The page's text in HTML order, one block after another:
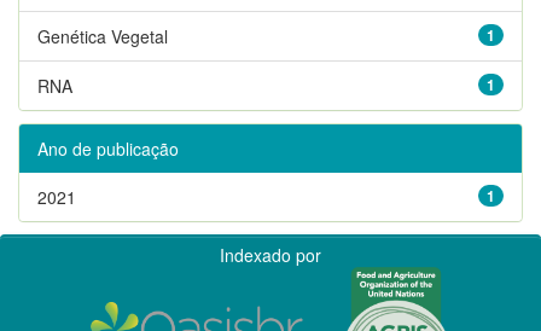
1
Genética Vegetal
1
RNA
Ano de publicação
1
2021
Indexado por